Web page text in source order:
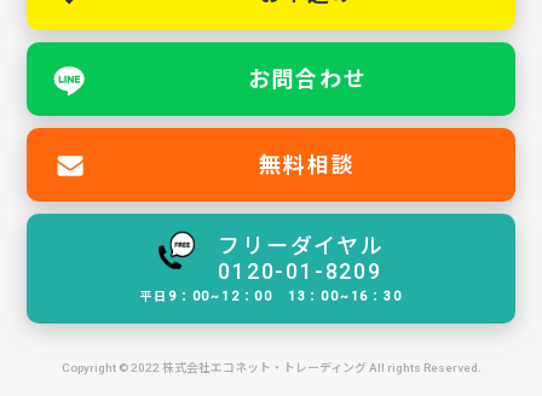
お問合わせ
無料相談
フリーダイヤル
0120-01-8209
平日9：00~12：00 13：00~16：30
Copyright © 2022 株式会社エコネット・トレーディング All rights Reserved.